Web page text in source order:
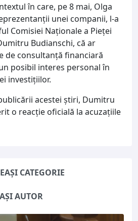
în care, pe 8 mai, Olga
unei companii, l-a
Comisiei Naționale a Pieței
Budianschi, că ar
de consultanță financiară
posibil interes personal în
investițiilor.
acestei știri, Dumitru
o reacție oficială la acuzațiile
DIN ACEEAȘI CATEGORIE
ARTICOLE DE ACELAȘI AUTOR